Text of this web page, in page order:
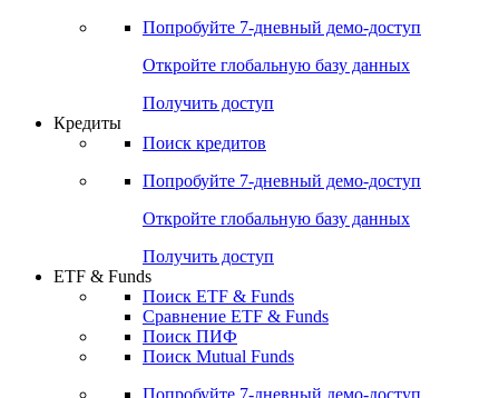
Попробуйте 7-дневный демо-доступ
Откройте глобальную базу данных
Получить доступ
Кредиты
Поиск кредитов
Попробуйте 7-дневный демо-доступ
Откройте глобальную базу данных
Получить доступ
ETF & Funds
Поиск ETF & Funds
Сравнение ETF & Funds
Поиск ПИФ
Поиск Mutual Funds
Попробуйте 7-дневный демо-доступ